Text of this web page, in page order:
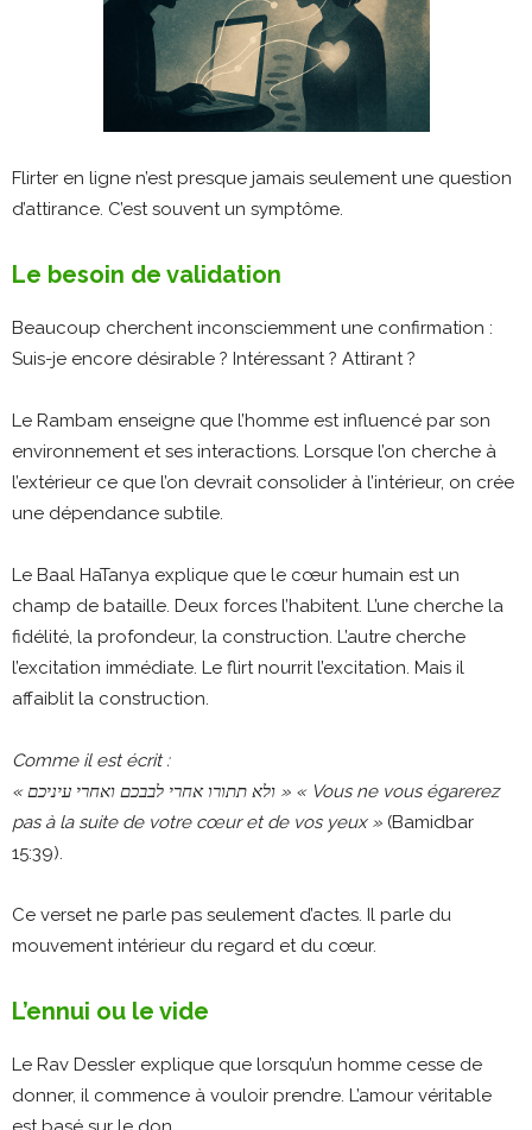
Flirter en ligne n’est presque jamais seulement une question
d’attirance. C’est souvent un symptôme.
Le besoin de validation
Beaucoup cherchent inconsciemment une confirmation :
Suis-je encore désirable ? Intéressant ? Attirant ?
Le Rambam enseigne que l’homme est influencé par son
environnement et ses interactions. Lorsque l’on cherche à
l’extérieur ce que l’on devrait consolider à l’intérieur, on crée
une dépendance subtile.
Le Baal HaTanya explique que le cœur humain est un
champ de bataille. Deux forces l’habitent. L’une cherche la
fidélité, la profondeur, la construction. L’autre cherche
l’excitation immédiate. Le flirt nourrit l’excitation. Mais il
affaiblit la construction.
Comme il est écrit :
« ולא תתורו אחרי לבבכם ואחרי עיניכם » « Vous ne vous égarerez
pas à la suite de votre cœur et de vos yeux » (Bamidbar
15:39).
Ce verset ne parle pas seulement d’actes. Il parle du
mouvement intérieur du regard et du cœur.
L’ennui ou le vide
Le Rav Dessler explique que lorsqu’un homme cesse de
donner, il commence à vouloir prendre. L’amour véritable